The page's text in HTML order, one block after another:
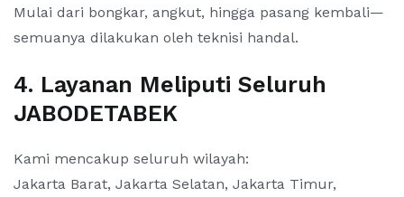
Mulai dari bongkar, angkut, hingga pasang kembali—
semuanya dilakukan oleh teknisi handal.
4. Layanan Meliputi Seluruh
JABODETABEK
Kami mencakup seluruh wilayah:
Jakarta Barat, Jakarta Selatan, Jakarta Timur,